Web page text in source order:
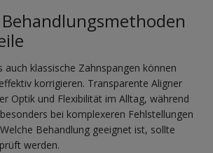
Behandlungsmethoden
auch klassische Zahnspangen können
korrigieren. Transparente Aligner
Optik und Flexibilität im Alltag, während
bei komplexeren Fehlstellungen
Behandlung geeignet ist, sollte
werden.